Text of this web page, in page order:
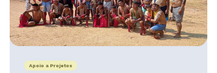
Apoio a Projetos